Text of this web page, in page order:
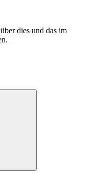
dies und das im